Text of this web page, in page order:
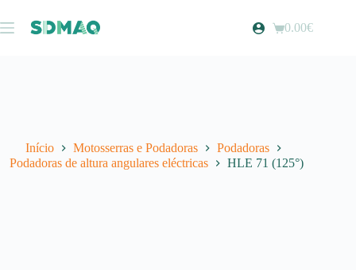
para
o
Carrinho
0.00€
Início Motosserras e Podadoras
Podadoras
Podadoras de altura angulares eléctricas
HLE 71 (125°)